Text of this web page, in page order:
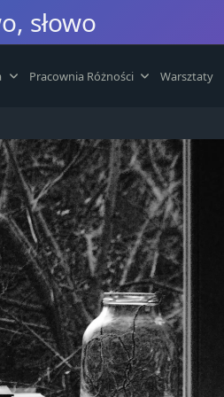
słowo
Pracownia Różności Warsztaty